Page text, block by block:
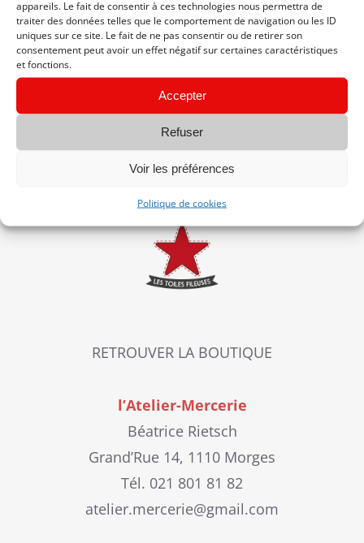
appareils. Le fait de consentir à ces technologies nous permettra de
traiter des données telles que le comportement de navigation ou les ID
uniques sur ce site. Le fait de ne pas consentir ou de retirer son
consentement peut avoir un effet négatif sur certaines caractéristiques
et fonctions.
Accepter
Refuser
Voir les préférences
Politique de cookies
Byetoiles2015 | lundi 12 octobre 2020 | Actualité,Les
patrons ,Patrons enfants
Read More
RETROUVER LA BOUTIQUE
l’Atelier-Mercerie
Béatrice Rietsch
Grand’Rue 14, 1110 Morges
Tél. 021 801 81 82
atelier.mercerie@gmail.com